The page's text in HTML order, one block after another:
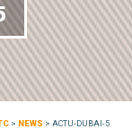
> NEWS > ACTU-DUBAI-5